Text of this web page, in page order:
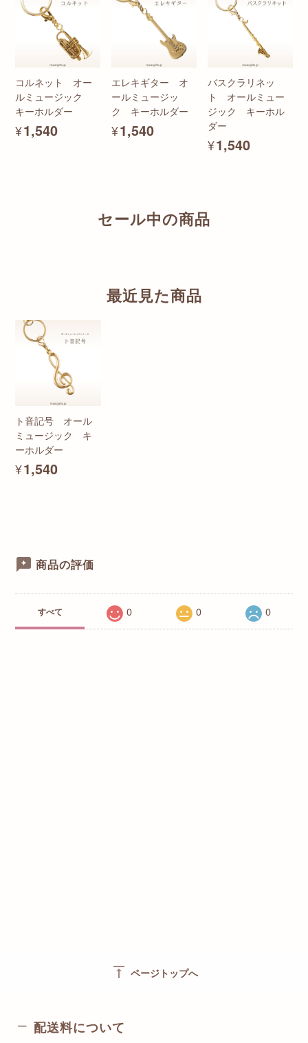
コルネット オー
ルミュージック
キーホルダー
¥1,540
エレキギター オ
ールミュージッ
ク キーホルダー
¥1,540
バスクラリネッ
ト オールミュー
ジック キーホル
ダー
¥1,540
セール中の商品
最近見た商品
ト音記号 オール
ミュージック キ
ーホルダー
¥1,540
商品の評価
すべて 0 0 0
vertical_align_top ページトップへ
配送料について